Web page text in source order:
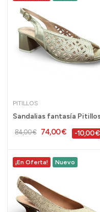
PITILLOS
84,00 € 74,00 € -10,00 €
¡En Oferta! Nuevo